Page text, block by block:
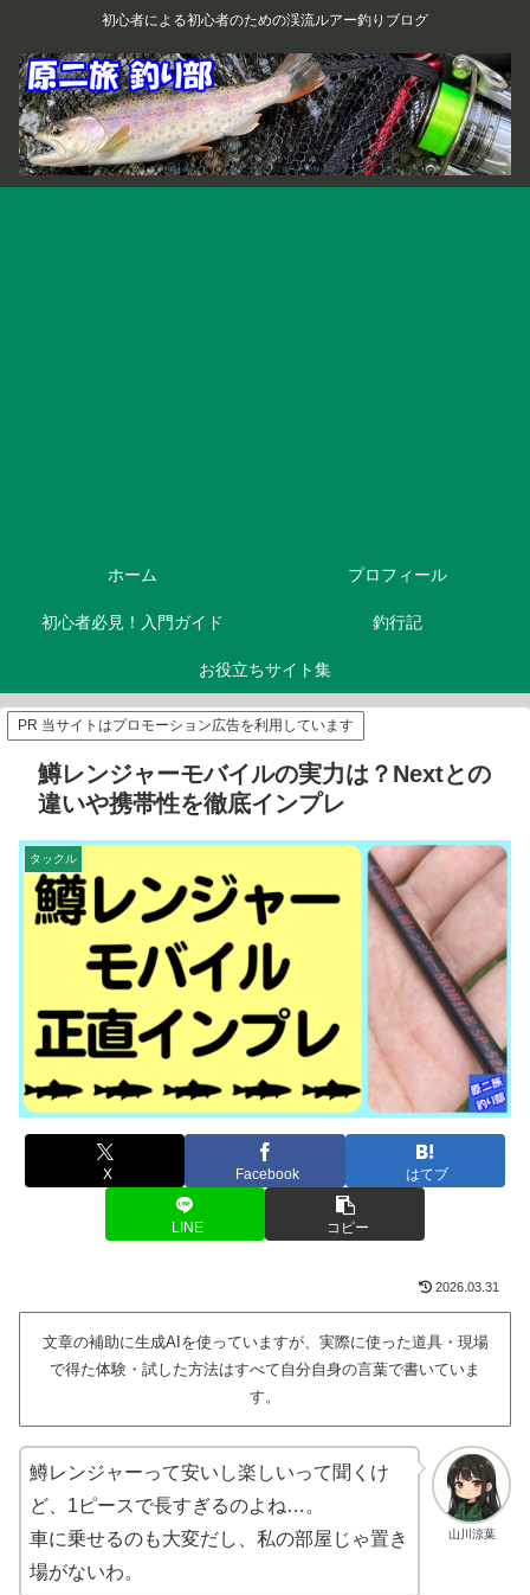
初心者による初心者のための渓流ルアー釣りブログ
ホーム プロフィール
初心者必見！入門ガイド 釣行記
お役立ちサイト集
PR 当サイトはプロモーション広告を利用しています
鱒レンジャーモバイルの実力は？Nextとの
違いや携帯性を徹底インプレ
タックル
X Facebook はてブ
LINE コピー
2026.03.31
文章の補助に生成AIを使っていますが、実際に使った道具・現場
で得た体験・試した方法はすべて自分自身の言葉で書いていま
す。
山川涼葉
鱒レンジャーって安いし楽しいって聞くけ
ど、1ピースで長すぎるのよね…。
車に乗せるのも大変だし、私の部屋じゃ置き
場がないわ。